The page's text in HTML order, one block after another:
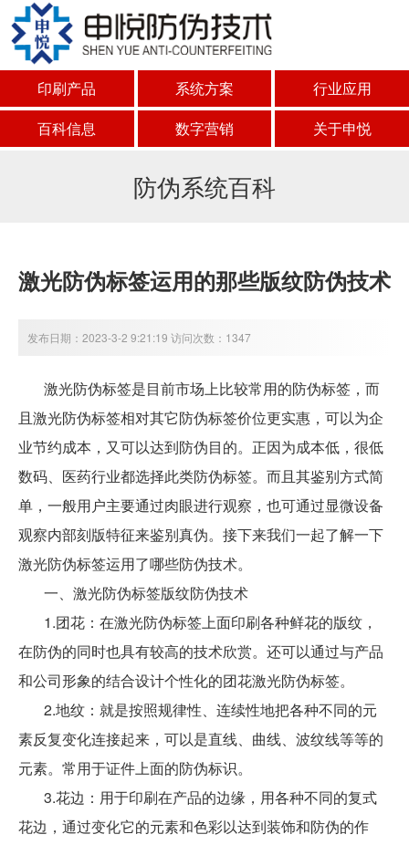
印刷产品 系统方案
行业应用
百科信息
数字营销 关于申悦
防伪系统百科
激光防伪标签运用的那些版纹防伪技术
发布日期：2023-3-2 9:21:19 访问次数：1347
激光防伪标签是目前市场上比较常用的防伪标签，而
且激光防伪标签相对其它防伪标签价位更实惠，可以为企
业节约成本，又可以达到防伪目的。正因为成本低，很低
数码、医药行业都选择此类防伪标签。而且其鉴别方式简
单，一般用户主要通过肉眼进行观察，也可通过显微设备
观察内部刻版特征来鉴别真伪。接下来我们一起了解一下
激光防伪标签运用了哪些防伪技术。
一、激光防伪标签版纹防伪技术
1.团花：在激光防伪标签上面印刷各种鲜花的版纹，
在防伪的同时也具有较高的技术欣赏。还可以通过与产品
和公司形象的结合设计个性化的团花激光防伪标签。
2.地纹：就是按照规律性、连续性地把各种不同的元
素反复变化连接起来，可以是直线、曲线、波纹线等等的
元素。常用于证件上面的防伪标识。
3.花边：用于印刷在产品的边缘，用各种不同的复式
花边，通过变化它的元素和色彩以达到装饰和防伪的作